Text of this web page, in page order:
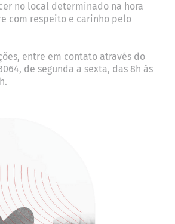
no local determinado na hora
com respeito e carinho pelo
entre em contato através do
de segunda a sexta, das 8h às